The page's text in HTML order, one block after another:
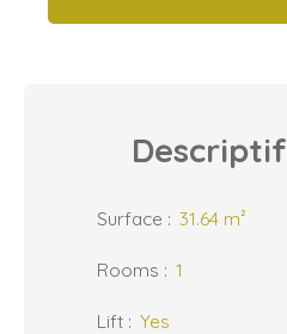
Descriptif
Surface : 31.64 m²
Rooms : 1
Lift : Yes